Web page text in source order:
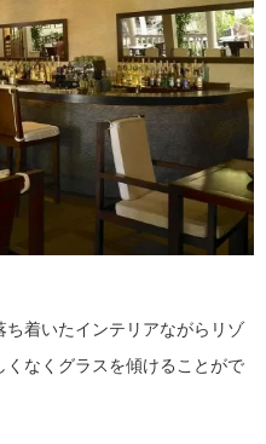
着いたインテリアながらリゾ
なくグラスを傾けることがで